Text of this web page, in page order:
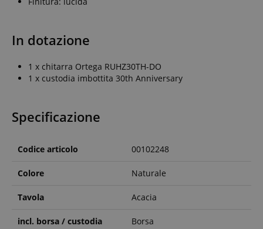
In dotazione
1 x chitarra Ortega RUHZ30TH-DO
1 x custodia imbottita 30th Anniversary
Specificazione
Codice articolo 00102248
Colore Naturale
Tavola Acacia
incl. borsa / custodia Borsa